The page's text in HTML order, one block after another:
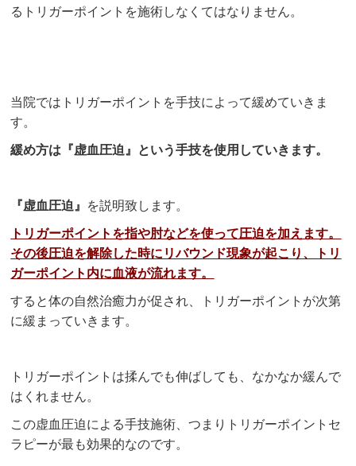
るトリガーポイントを施術しなくてはなりません。
当院ではトリガーポイントを手技によって緩めていきま
す。
緩め方は『虚血圧迫』という手技を使用していきます。
『虚血圧迫』 を説明致します。
トリガーポイントを指や肘などを使って圧迫を加えます。
その後圧迫を解除した時にリバウンド現象が起こり、トリ
ガーポイント内に血液が流れます。
すると体の自然治癒力が促され、トリガーポイントが次第
に緩まっていきます。
トリガーポイントは揉んでも伸ばしても、なかなか緩んで
はくれません。
この虚血圧迫による手技施術、つまりトリガーポイントセ
ラピーが最も効果的なのです。